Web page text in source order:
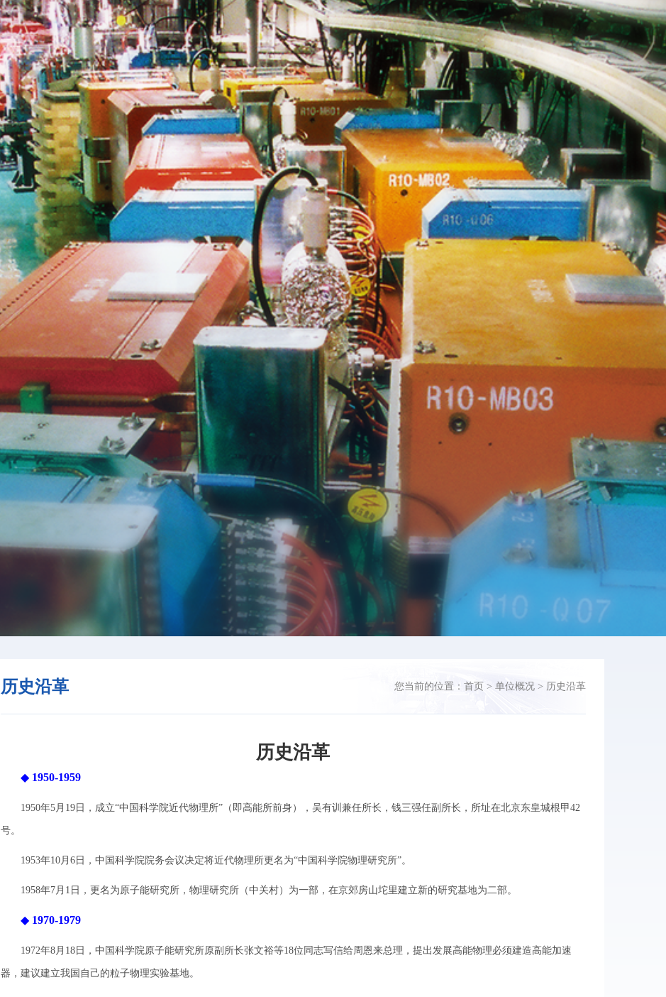
历史沿革 您当前的位置： 首页 > 单位概况 > 历史沿革
历史沿革
◆ 1950-1959
1950年5月19日，成立“中国科学院近代物理所”（即高能所前身），吴有训兼任所长，钱三强任副所长，所址在北京东皇城根甲42
号。
1953年10月6日，中国科学院院务会议决定将近代物理所更名为“中国科学院物理研究所”。
1958年7月1日，更名为原子能研究所，物理研究所（中关村）为一部，在京郊房山坨里建立新的研究基地为二部。
◆ 1970-1979
1972年8月18日，中国科学院原子能研究所原副所长张文裕等18位同志写信给周恩来总理，提出发展高能物理必须建造高能加速
器，建议建立我国自己的粒子物理实验基地。